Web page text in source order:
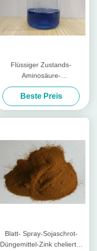
Flüssiger Zustands-
Aminosäure-
Betriebsdüngemittel-
Kalziumbor-freies Chlor und
Nitrat
Beste Preis
Blatt- Spray-Sojaschrot-
Düngemittel-Zink chelierter